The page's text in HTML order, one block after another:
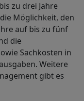
zu drei Jahre
Möglichkeit, den
auf bis zu fünf
die
Sachkosten in
Weitere
gibt es